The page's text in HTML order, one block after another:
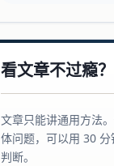
看文章不过瘾？
文章只能讲通用方法
体问题，可以用 30
判断。